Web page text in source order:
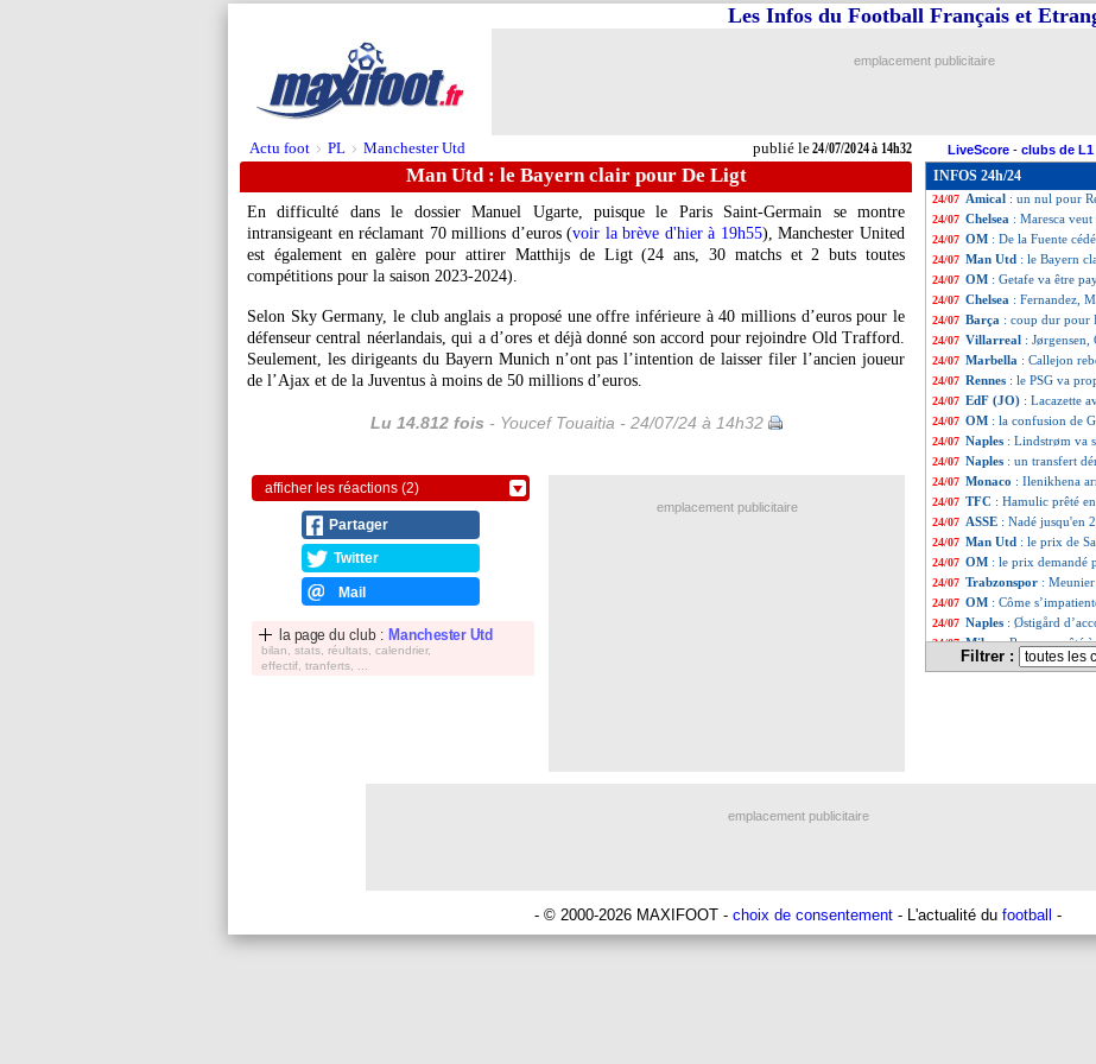
Actu foot > PL > Manchester Utd publié le24/07/2024 à 14h32
Les Infos du Football Français et
emplacement publicitaire
LiveScore - clubs de L1
Man Utd : le Bayern clair pour De Ligt
En difficulté dans le dossier Manuel Ugarte, puisque le Paris Saint-Germain se montre
intransigeant en réclamant 70 millions d’euros (voir la brève d'hier à 19h55), Manchester United
est également en galère pour attirer Matthijs de Ligt(24 ans, 30 matchs et 2 buts toutes
compétitions pour la saison 2023-2024).
Selon Sky Germany, le club anglais a proposé une offre inférieure à 40 millions d’euros pour le
défenseur central néerlandais, qui a d’ores et déjà donné son accord pour rejoindre Old Trafford.
Seulement, les dirigeants du Bayern Munich n’ont pas l’intention de laisser filer l’ancien joueur
de l’Ajax et de la Juventus à moins de 50 millions d’euros.
Lu 14.812 fois - Youcef Touaitia - 24/07/24 à 14h32
afficher les réactions (2)
Partager
Twitter
Mail
la page du club : Manchester Utd
bilan, stats, réultats, calendrier,
effectif, tranferts, ...
INFOS 24h/24
24/07 Leipzig : la mise au
24/07 PSG
24/07 Lyon: le programme
24/07 OM: le programme de
24/07 Amical : un nul pour
24/07 Chelsea : Maresca
24/07 OM : De la Fuente
24/07 Man Utd : le Bayern
24/07 OM : Getafe va être
24/07 Chelsea : Fernandez,
24/07 Barça : coup dur pour
24/07 Villarreal : Jørgensen,
24/07 Marbella : Callejon
24/07 Rennes : le PSG va
24/07 EdF (JO) : Lacazette
24/07 OM : la confusion de
24/07 Naples : Lindstrøm va
24/07 Naples : un transfert
24/07 Monaco : Ilenikhena
24/07 TFC : Hamulic prêté
24/07 ASSE : Nadé jusqu'en
24/07 Man Utd : le prix de
24/07 OM : le prix demandé
24/07 Trabzonspor : Meunier
24/07 OM : Côme
24/07 Naples : Østigård
24/07 Milan: Romero prêté
Liste des brèves du
Filtrer :
emplacement publicitaire
emplacement publicitaire
- © 2000-2026 MAXIFOOT - choix de consentement - L'actualité du football -